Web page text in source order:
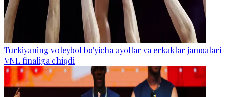
Turkiyaning voleybol bo'yicha ayollar va erkaklar jamoalari
VNL finaliga chiqdi